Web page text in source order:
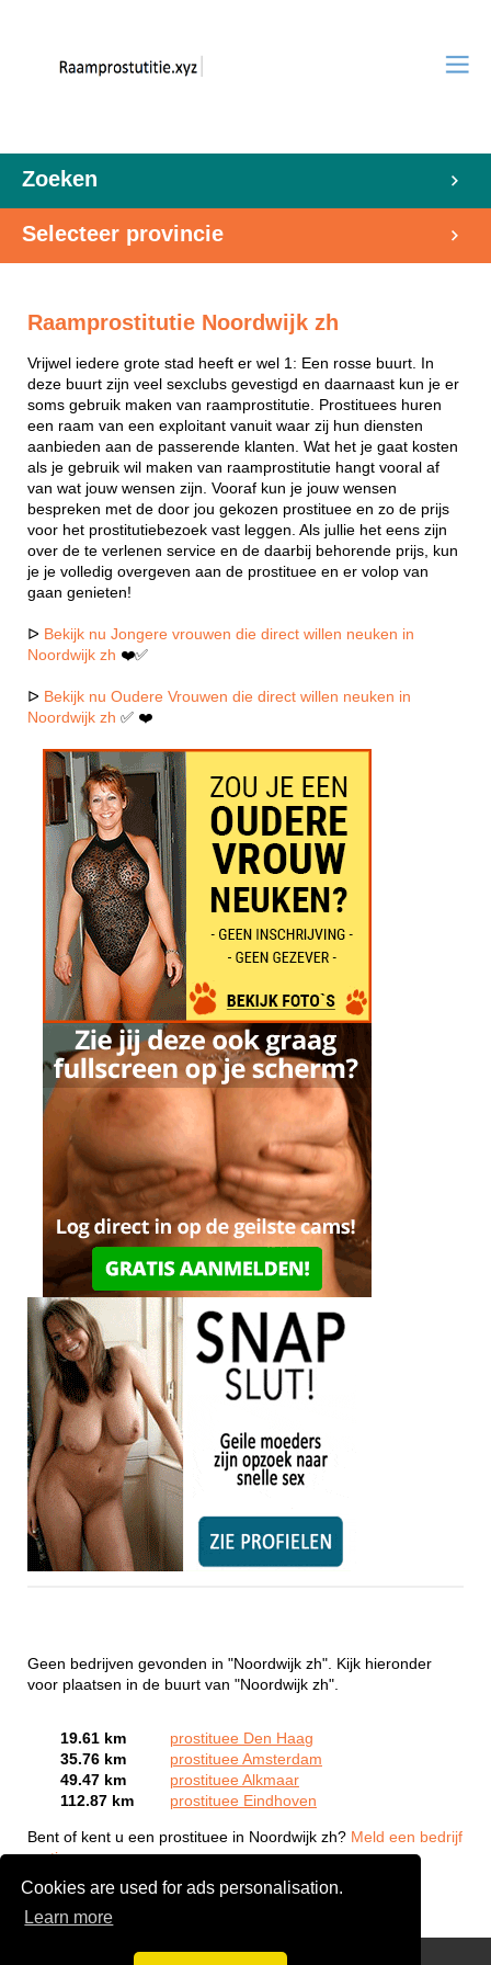
Cookies are used for ads personalisation.
Learn more
Zoeken
Selecteer provincie
Raamprostitutie Noordwijk zh
Vrijwel iedere grote stad heeft er wel 1: Een rosse buurt. In
deze buurt zijn veel sexclubs gevestigd en daarnaast kun je er
soms gebruik maken van raamprostitutie. Prostituees huren
een raam van een exploitant vanuit waar zij hun diensten
aanbieden aan de passerende klanten. Wat het je gaat kosten
als je gebruik wil maken van raamprostitutie hangt vooral af
van wat jouw wensen zijn. Vooraf kun je jouw wensen
bespreken met de door jou gekozen prostituee en zo de prijs
voor het prostitutiebezoek vast leggen. Als jullie het eens zijn
over de te verlenen service en de daarbij behorende prijs, kun
je je volledig overgeven aan de prostituee en er volop van
gaan genieten!
ᐅ Bekijk nu Jongere vrouwen die direct willen neuken in
Noordwijk zh ❤️✅
ᐅ Bekijk nu Oudere Vrouwen die direct willen neuken in
Noordwijk zh ✅ ❤️
Geen bedrijven gevonden in "Noordwijk zh". Kijk hieronder
voor plaatsen in de buurt van "Noordwijk zh".
19.61 km
prostituee Den Haag
35.76 km
prostituee Amsterdam
49.47 km
prostituee Alkmaar
112.87 km
prostituee Eindhoven
Bent of kent u een prostituee in Noordwijk zh? Meld een bedrijf
gratis aan